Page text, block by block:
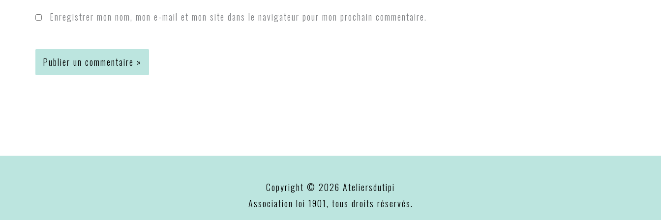
Enregistrer mon nom, mon e-mail et mon site dans le navigateur pour mon prochain commentaire.
Copyright © 2026 Ateliersdutipi
Association loi 1901, tous droits réservés.